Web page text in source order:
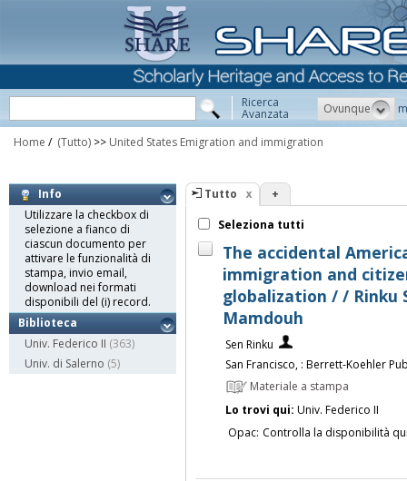
Ricerca
Avanzata Ovunque
Home / (Tutto) >> United States Emigration and immigration
Info
Utilizzare la checkbox di
selezione a fianco di
ciascun documento per
attivare le funzionalità di
stampa, invio email,
download nei formati
disponibili del (i) record.
Biblioteca
Univ. Federico II (363)
Univ. di Salerno (5)
Tutto +
Seleziona tutti
The accidental
immigration and
globalization / / Rinku
Mamdouh
Sen Rinku
San Francisco, : Berrett-Koehler
Materiale a stampa
Lo trovi qui: Univ. Federico II
Opac: Controlla la disponibilità